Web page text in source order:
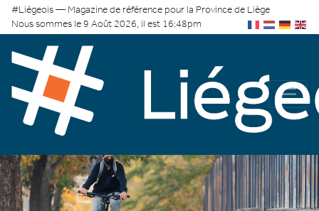
#Liégeois — Magazine de référence pour la Province de Liège
Nous sommes le 9 Août 2026, il est 16:48pm